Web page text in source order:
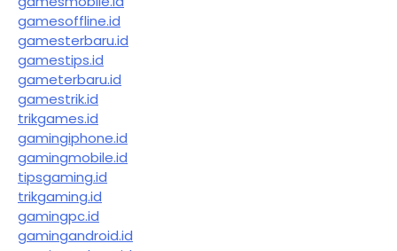
gamesoffline.id
gamesterbaru.id
gamestips.id
gameterbaru.id
gamestrik.id
trikgames.id
gamingiphone.id
gamingmobile.id
tipsgaming.id
trikgaming.id
gamingpc.id
gamingandroid.id